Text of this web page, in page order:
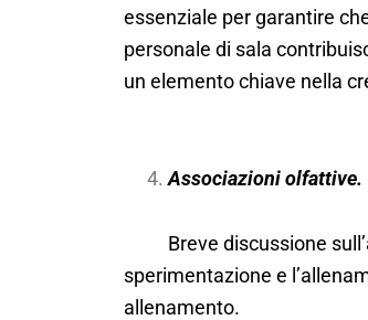
essenziale per garantire
personale di sala
un elemento chiave nella
Associazioni olfattive.
Breve discussione
sperimentazione e
allenamento.